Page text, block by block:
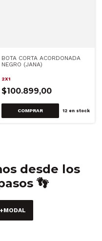
BOTA CORTA ACORDONADA
NEGRO (JANA)
2X1
$100.899,00
COMPRAR 12 en stock
desde los
👣